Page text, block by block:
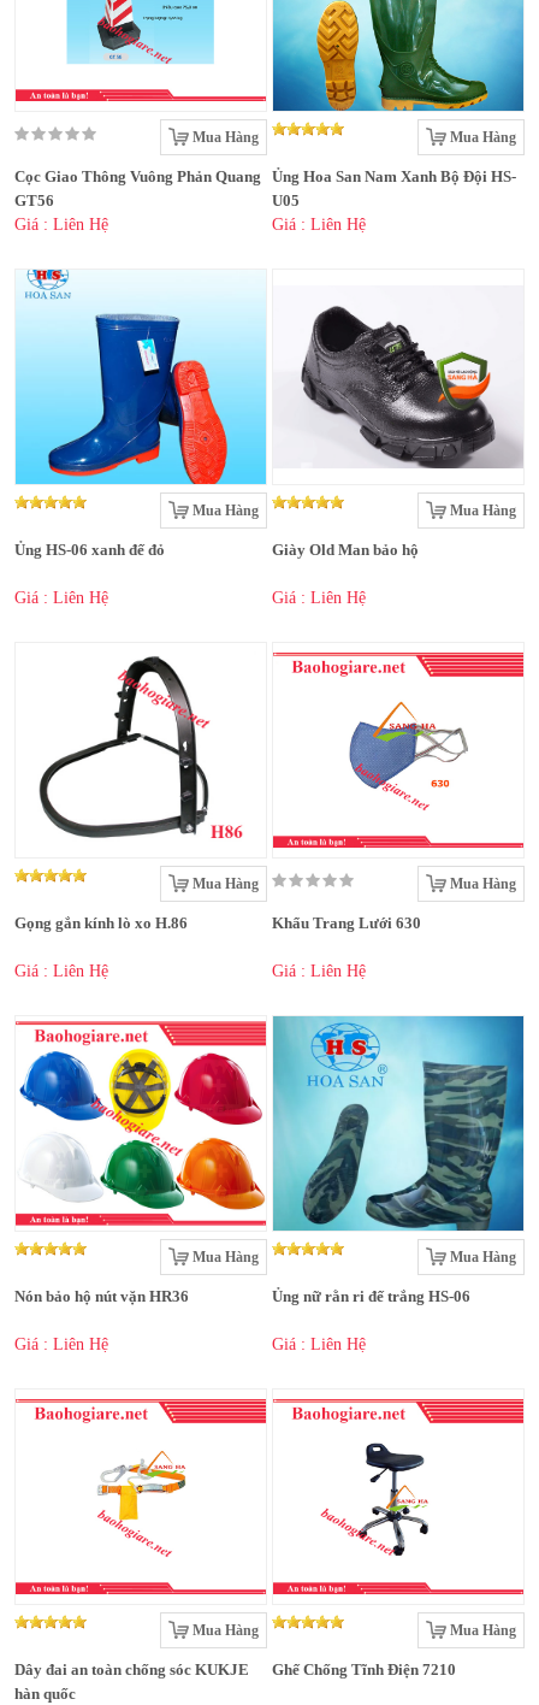
Mua Hàng
Cọc Giao Thông Vuông Phản Quang
GT56
Giá : Liên Hệ
Mua Hàng
Ủng Hoa San Nam Xanh Bộ Đội HS-
U05
Giá : Liên Hệ
Mua Hàng
Ủng HS-06 xanh đế đỏ
Giá : Liên Hệ
Mua Hàng
Giày Old Man bảo hộ
Giá : Liên Hệ
Mua Hàng
Gọng gắn kính lò xo H.86
Giá : Liên Hệ
Mua Hàng
Khẩu Trang Lưới 630
Giá : Liên Hệ
Mua Hàng
Nón bảo hộ nút vặn HR36
Giá : Liên Hệ
Mua Hàng
Ủng nữ rằn ri đế trắng HS-06
Giá : Liên Hệ
Mua Hàng
Dây đai an toàn chống sóc KUKJE
hàn quốc
Mua Hàng
Ghế Chống Tĩnh Điện 7210